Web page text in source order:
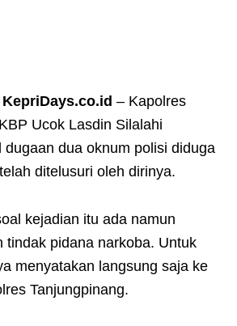
– Kapolres
Ucok Lasdin Silalahi
dugaan dua oknum polisi diduga
ditelusuri oleh dirinya.
kejadian itu ada namun
tindak pidana narkoba. Untuk
menyatakan langsung saja ke
Tanjungpinang.